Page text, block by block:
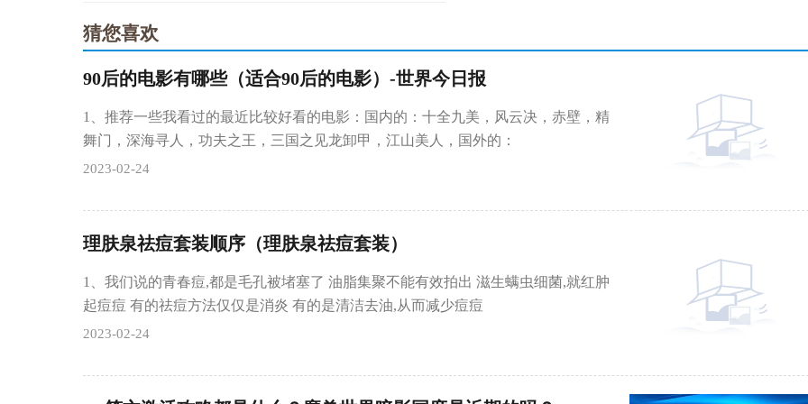
猜您喜欢
90后的电影有哪些（适合90后的电影）-世界今日报
1、推荐一些我看过的最近比较好看的电影：国内的：十全九美，风云决，赤壁，精
舞门，深海寻人，功夫之王，三国之见龙卸甲，江山美人，国外的：
2023-02-24
理肤泉祛痘套装顺序（理肤泉祛痘套装）
1、我们说的青春痘,都是毛孔被堵塞了 油脂集聚不能有效拍出 滋生螨虫细菌,就红肿
起痘痘 有的祛痘方法仅仅是消炎 有的是清洁去油,从而减少痘痘
2023-02-24